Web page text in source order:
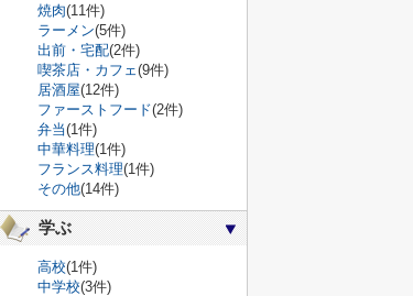
焼肉(11件)
ラーメン(5件)
出前・宅配(2件)
喫茶店・カフェ(9件)
居酒屋(12件)
ファーストフード(2件)
弁当(1件)
中華料理(1件)
フランス料理(1件)
その他(14件)
学ぶ
高校(1件)
中学校(3件)